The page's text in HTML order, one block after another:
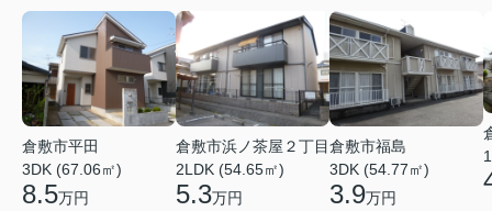
倉敷市平田
3DK (67.06㎡)
8.5万円
倉敷市浜ノ茶屋２丁目
2LDK (54.65㎡)
5.3万円
倉敷市福島
3DK (54.77㎡)
3.9万円